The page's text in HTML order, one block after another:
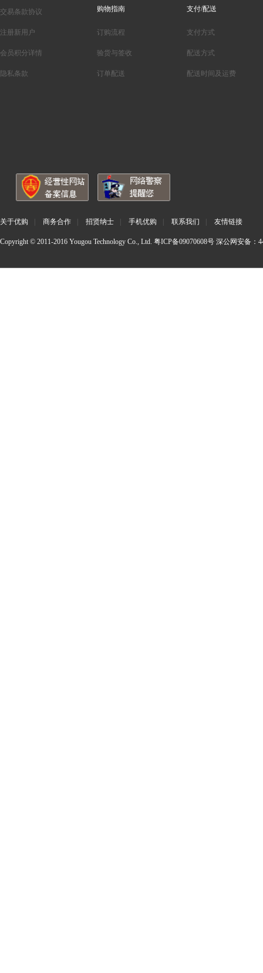
交易条款协议
注册新用户
会员积分详情
隐私条款
购物指南
订购流程
验货与签收
订单配送
支付/配送
支付方式
配送方式
配送时间及运费
关于优购 商务合作 招贤纳士 手机优购 联系我们 友情链接
Copyright © 2011-2016 Yougou Technology Co., Ltd. 粤ICP备09070608号 深公网安备：